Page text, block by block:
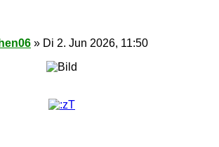
» Di 2. Jun 2026, 11:50